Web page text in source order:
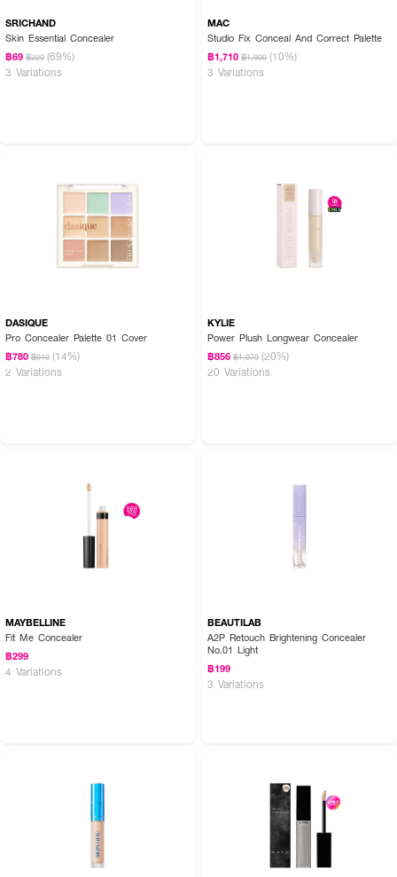
How to Use :
HAPPY SUNDAY Everyday Concealer บริเวณที่ต้องการปกปิดบนใบหน้า
SRICHAND
Skin Essential Concealer
฿69 ฿220 (69%)
3 Variations
MAC
Studio Fix Conceal And Correct Palette
฿1,710 ฿1,900 (10%)
3 Variations
DASIQUE
Pro Concealer Palette 01 Cover
฿780 ฿910 (14%)
2 Variations
KYLIE
Power Plush Longwear Concealer
฿856 ฿1,070 (20%)
20 Variations
MAYBELLINE
Fit Me Concealer
฿299
4 Variations
BEAUTILAB
A2P Retouch Brightening Concealer
No.01 Light
฿199
3 Variations